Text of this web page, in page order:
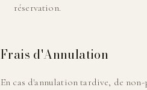
réservation.
Frais d'Annulation
En cas d'annulation tardive, de